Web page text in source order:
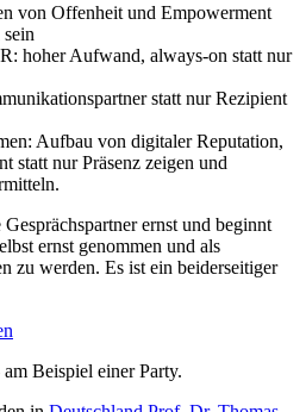
von Offenheit und Empowerment
hoher Aufwand, always-on statt nur
statt nur Rezipient
Aufbau von digitaler Reputation,
statt nur Präsenz zeigen und
ernst und beginnt
ernst genommen und als
zu werden. Es ist ein beiderseitiger
am Beispiel einer Party.